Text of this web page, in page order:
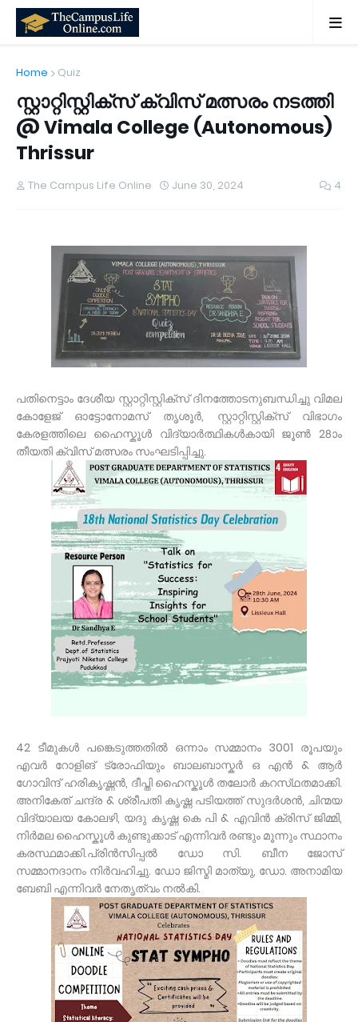
Home Quiz
സ്റ്റാറ്റിസ്റ്റിക്സ് ക്വിസ് മത്സരം നടത്തി
@ Vimala College (Autonomous)
Thrissur
The Campus Life Online June 30, 2024 4
പതിനെട്ടാം ദേശീയ സ്റ്റാറ്റിസ്റ്റിക്സ് ദിനത്തോടനുബന്ധിച്ചു വിമല
കോളേജ് ഓട്ടോനോമസ് തൃശൂർ, സ്റ്റാറ്റിസ്റ്റിക്സ് വിഭാഗം
കേരളത്തിലെ ഹൈസ്കൂൾ വിദ്യാർത്ഥികൾകായി ജൂൺ 28ാം
തീയതി ക്വിസ് മത്സരം സംഘടിപ്പിച്ചു.
42 ടീമുകൾ പങ്കെടുത്തതിൽ ഒന്നാം സമ്മാനം 3001 രൂപയും
എവർ റോളിങ് ട്രോഫിയും ബാലബാസ്കർ ഒ എൻ & ആർ
ഗോവിന്ദ് ഹരികൃഷ്ണൻ, ദീപ്തി ഹൈസ്കൂൾ തലോർ കറസ്‌ഥതമാക്കി.
അനികേത് ചന്ദ്ര & ശ്രീപതി കൃഷ്ണ പടിയത്ത് സുദർശൻ, ചിന്മയ
വിദ്യാലയ കോലഴി, യദു കൃഷ്ണ കെ പി & എവിൻ ക്രിസ് ജിമ്മി,
നിർമല ഹൈസ്കൂൾ കുണ്ടുക്കാട് എന്നിവർ രണ്ടും മൂന്നും സ്ഥാനം
കരസ്ഥമാക്കി.പ്രിൻസിപ്പൽ ഡോ സി. ബീന ജോസ്
സമ്മാനദാനം നിർവഹിച്ചു. ഡോ ജിസ്മി മാത്യു, ഡോ. അനാമിയ
ബേബി എന്നിവർ നേതൃത്വം നൽകി.